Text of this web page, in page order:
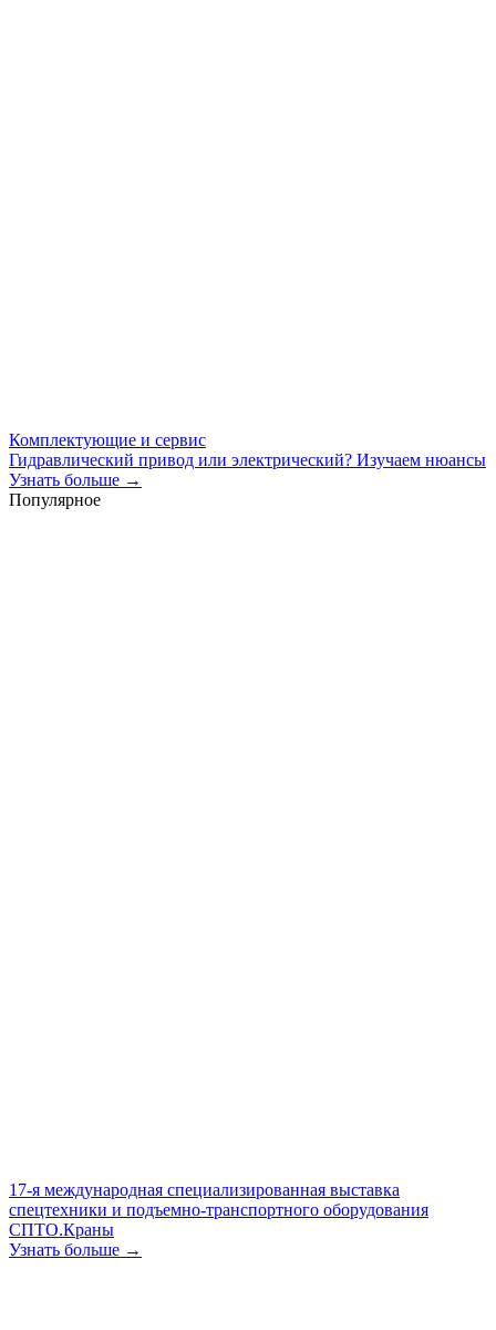
Комплектующие и сервис
Гидравлический привод или электрический? Изучаем нюансы
Узнать больше →
Популярное
17-я международная специализированная выставка
спецтехники и подъемно-транспортного оборудования
СПТО.Краны
Узнать больше →